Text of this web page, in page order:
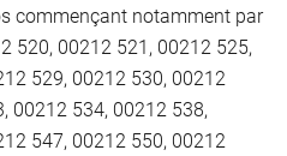
commençant notamment par
520, 00212 521, 00212 525,
529, 00212 530, 00212
00212 534, 00212 538,
547, 00212 550, 00212